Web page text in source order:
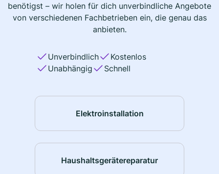
benötigst – wir holen für dich unverbindliche Angebote
von verschiedenen Fachbetrieben ein, die genau das
anbieten.
Unverbindlich
Kostenlos
Unabhängig
Schnell
Elektroinstallation
Haushaltsgerätereparatur